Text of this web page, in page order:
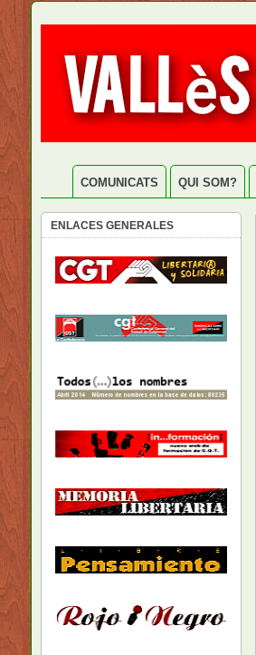
COMUNICATS QUI SOM?
ENLACES GENERALES